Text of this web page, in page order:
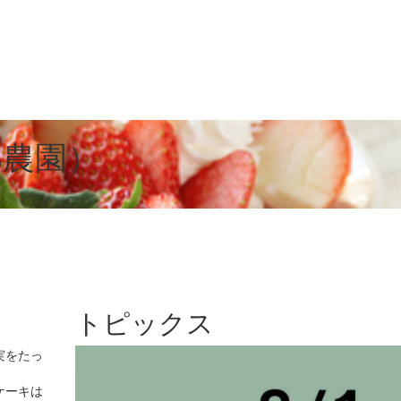
園）
をたっ
ーキは
トピックス